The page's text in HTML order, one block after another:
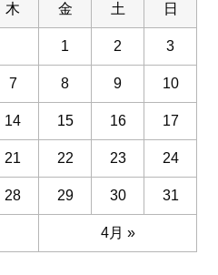
木 金 土 日
4月 »
1 2 3
7 8 9 10
14 15 16 17
21 22 23 24
28 29 30 31